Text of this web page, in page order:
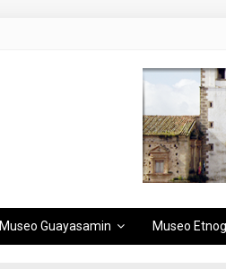
Museo Guayasamin Museo